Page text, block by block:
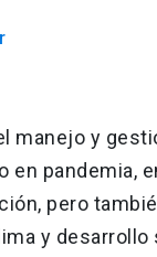
manejo y
en pandemia,
pero
y desarrollo